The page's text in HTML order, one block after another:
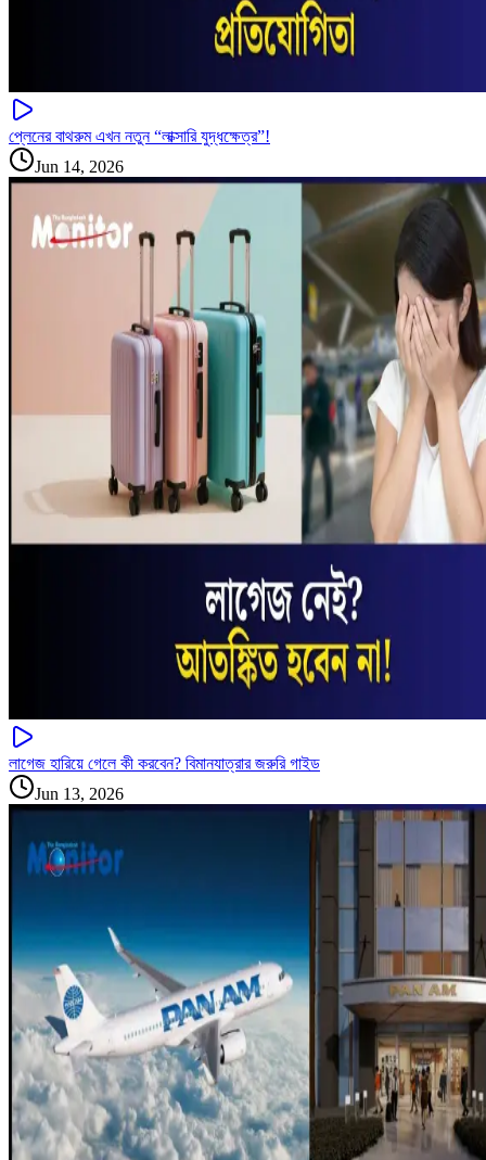
প্লেনের বাথরুম এখন নতুন “লাক্সারি যুদ্ধক্ষেত্র”!
Jun 14, 2026
লাগেজ হারিয়ে গেলে কী করবেন? বিমানযাত্রার জরুরি গাইড
Jun 13, 2026